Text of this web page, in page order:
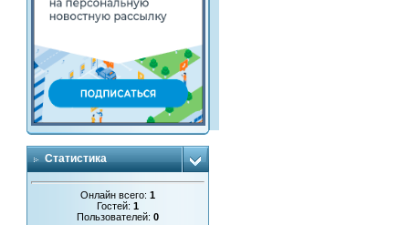
Статистика
Онлайн всего:1
Гостей:1
Пользователей:0